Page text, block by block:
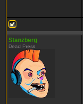
Stanzberg
Dead Press